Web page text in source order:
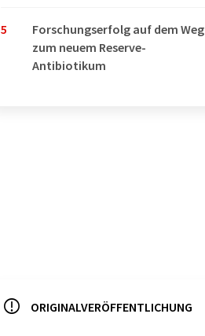
5
Forschungserfolg auf dem Weg
zum neuem Reserve-
Antibiotikum
ORIGINALVERÖFFENTLICHUNG